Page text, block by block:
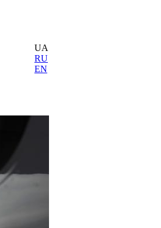
UA
RU
EN